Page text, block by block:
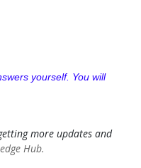
yourself. You will
more updates and
Hub.